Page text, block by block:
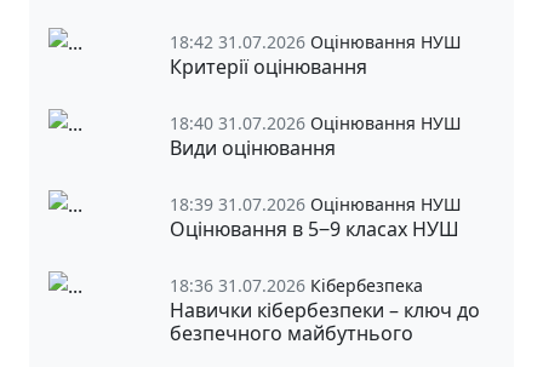
18:42 31.07.2026 Оцінювання НУШ
Критерії оцінювання
18:40 31.07.2026 Оцінювання НУШ
Види оцінювання
18:39 31.07.2026 Оцінювання НУШ
Оцінювання в 5‒9 класах НУШ
18:36 31.07.2026 Кібербезпека
Навички кібербезпеки – ключ до
безпечного майбутнього